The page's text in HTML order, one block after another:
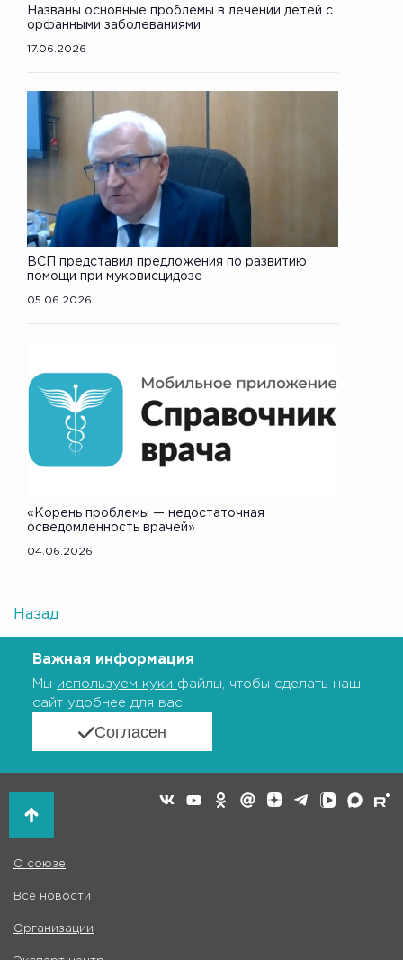
Названы основные проблемы в лечении детей с
орфанными заболеваниями
17.06.2026
ВСП представил предложения по развитию
помощи при муковисцидозе
05.06.2026
«Корень проблемы — недостаточная
осведомленность врачей»
04.06.2026
Назад
Важная информация
Мы используем куки файлы, чтобы сделать наш
сайт удобнее для вас
Согласен
О союзе
Все новости
Организации